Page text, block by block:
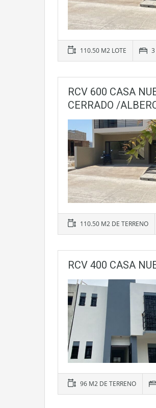
110.50 M2 LOTE
RCV 600 CASA
CERRADO /
110.50 M2 DE TERRENO
RCV 400 CASA
96 M2 DE TERRENO